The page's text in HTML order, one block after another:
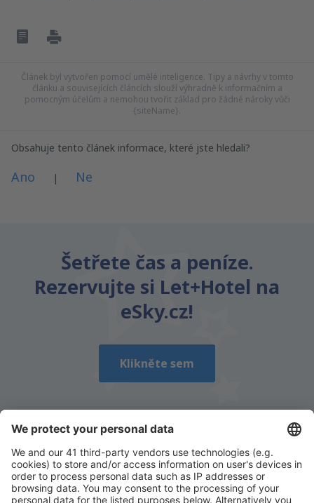
Článek byl vytvořen pomocí umělé inteligence. Tipy a návrhy v tomto
článku a souvisejících článcích slouží výhradně k informačním a
pomocným účelům a nemohou tvořit základ pro žádné nároky vůči
{siteName}.
Obsahuje tento článek informace, které jste hledali?
Ano | Ne
Obsahuje nepřesné informace
Nevyčerpává téma
Šetřete čas a peníze.
Rezervujte si Let+Hotel na
eSky.cz!
Klikněte sem